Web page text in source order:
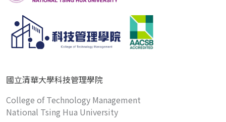
國立清華大學科技管理學院
College of Technology Management
National Tsing Hua University